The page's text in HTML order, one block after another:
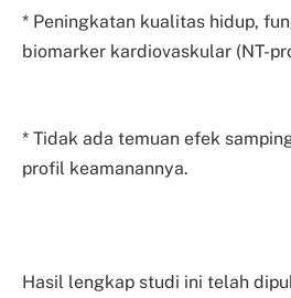
* Peningkatan kualitas hidup,
biomarker kardiovaskular (NT-
* Tidak ada temuan efek
profil keamanannya.
Hasil lengkap studi ini telah